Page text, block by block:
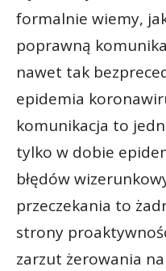
formalnie wiemy,
poprawną
nawet tak
epidemia
komunikacja to
tylko w dobie
błędów
przeczekania to
strony
zarzut żerowania